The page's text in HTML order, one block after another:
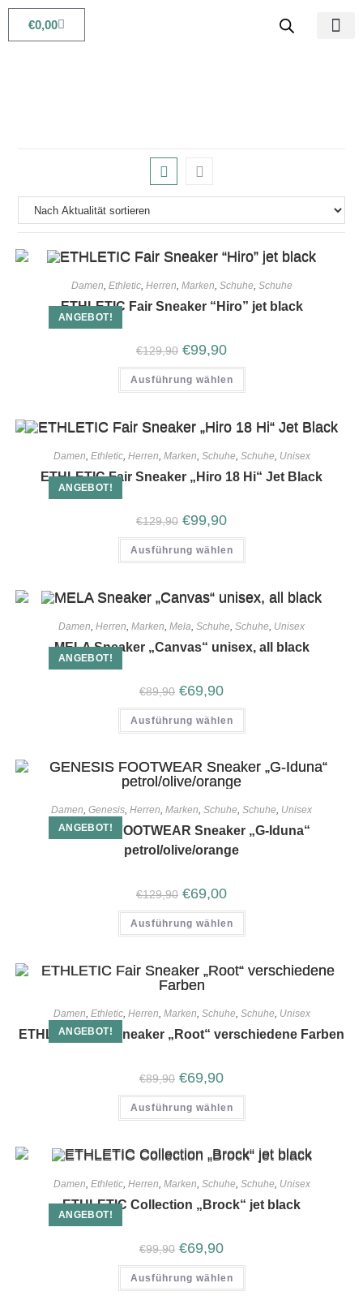
€0,00
ANGEBOT!
Damen, Ethletic, Herren, Marken, Schuhe, Schuhe
ETHLETIC Fair Sneaker “Hiro” jet black
€129,90 €99,90
Ausführung wählen
ANGEBOT!
Damen, Ethletic, Herren, Marken, Schuhe, Schuhe, Unisex
ETHLETIC Fair Sneaker „Hiro 18 Hi“ Jet Black
€129,90 €99,90
Ausführung wählen
ANGEBOT!
Damen Herren Marken Mela Schuhe Schuhe Unisex
MELA Sneaker „Canvas“ unisex, all black
€89,90 €69,90
Ausführung wählen
ANGEBOT!
Damen, Genesis, Herren, Marken, Schuhe, Schuhe, Unisex
GENESIS FOOTWEAR Sneaker „G-Iduna“
petrol/olive/orange
€129,90 €69,00
Ausführung wählen
ANGEBOT!
Damen Ethletic, Herren Marken Schuhe Schuhe Unisex
ETHLETIC Fair Sneaker „Root“ verschiedene Farben
€89,90 €69,90
Ausführung wählen
ANGEBOT!
Damen Ethletic, Herren Marken Schuhe Schuhe Unisex
ETHLETIC Collection „Brock“ jet black
€99,90 €69,90
Ausführung wählen